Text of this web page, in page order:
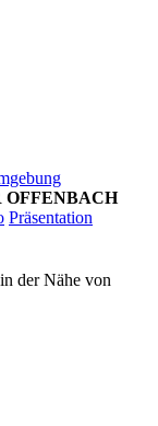
OFFENBACH
Präsentation
der Nähe von